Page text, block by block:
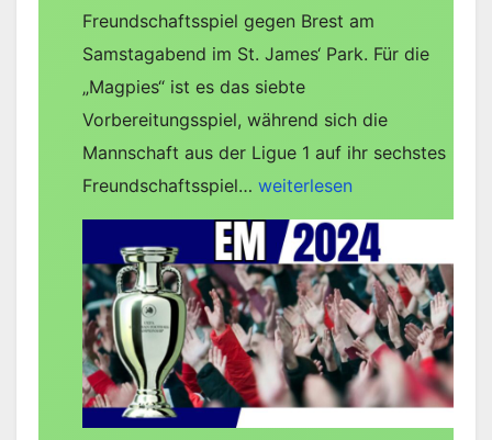
Freundschaftsspiel gegen Brest am
Samstagabend im St. James‘ Park. Für die
„Magpies“ ist es das siebte
Vorbereitungsspiel, während sich die
Mannschaft aus der Ligue 1 auf ihr sechstes
Freundschaftsspiel… Newcastle
United
gegen
Brest
–
Vorhersage,
Team-
News,
weiterlesen